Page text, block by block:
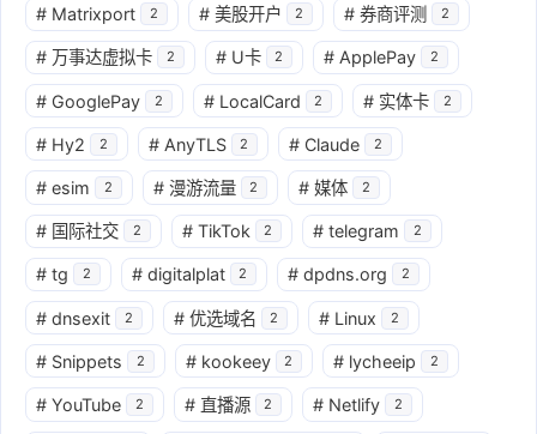
# Matrixport 2 # 美股开户 2 # 券商评测 2
# 万事达虚拟卡 2 # U卡 2 # ApplePay 2
# GooglePay 2 # LocalCard 2 # 实体卡 2
# Hy2 2 # AnyTLS 2 # Claude 2
# esim 2 # 漫游流量 2 # 媒体 2
# 国际社交 2 # TikTok 2 # telegram 2
# tg 2 # digitalplat 2 # dpdns.org 2
# dnsexit 2 # 优选域名 2 # Linux 2
# Snippets 2 # kookeey 2 # lycheeip 2
# YouTube 2 # 直播源 2 # Netlify 2